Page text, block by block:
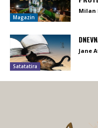
Magazin
Milan
Satatatira
Jane